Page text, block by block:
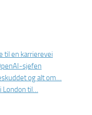
til en karrierevei
sjefen
og alt om…
London til…